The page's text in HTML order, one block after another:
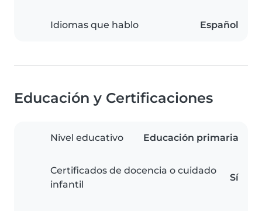
Idiomas que hablo Español
Educación y Certificaciones
Nivel educativo Educación primaria
Certificados de docencia o cuidado
infantil
Sí